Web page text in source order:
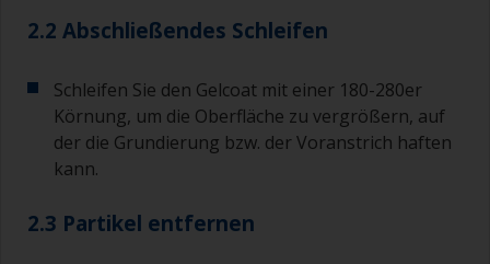
2.2 Abschließendes Schleifen
Schleifen Sie den Gelcoat mit einer 180-280er
Körnung, um die Oberfläche zu vergrößern, auf
der die Grundierung bzw. der Voranstrich haften
kann.
2.3 Partikel entfernen